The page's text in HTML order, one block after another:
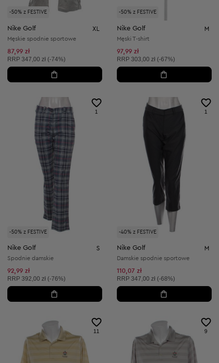
-50% z FESTIVE
Nike Golf XL
Męskie spodnie sportowe
87,99 zł
Cena sugerowana:
RRP 347,00 zł (-74%)
-50% z FESTIVE
Nike Golf M
Męski T-shirt
97,99 zł
Cena sugerowana:
RRP 303,00 zł (-67%)
-50% z FESTIVE
1
Nike Golf S
Spodnie damskie
92,99 zł
Cena sugerowana:
RRP 392,00 zł (-76%)
-40% z FESTIVE
1
Nike Golf M
Damskie spodnie sportowe
110,07 zł
Cena sugerowana:
RRP 347,00 zł (-68%)
11 9